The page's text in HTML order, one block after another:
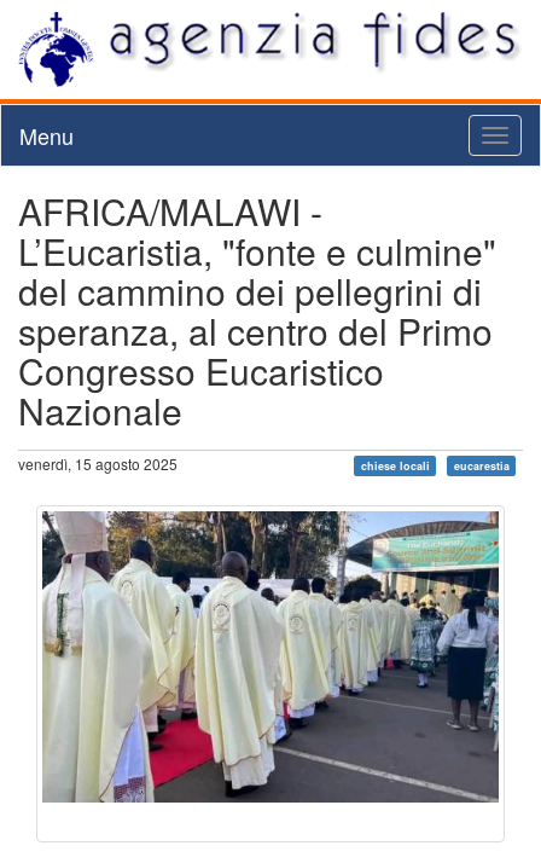
Menu
AFRICA/MALAWI -
L’Eucaristia, "fonte e culmine"
del cammino dei pellegrini di
speranza, al centro del Primo
Congresso Eucaristico
Nazionale
venerdì, 15 agosto 2025 chiese locali eucarestia